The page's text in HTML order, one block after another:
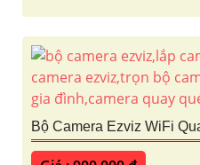
Bộ Camera Ezviz WiFi